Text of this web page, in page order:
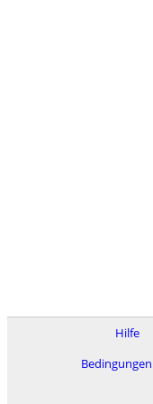
Hilfe
Bedingungen